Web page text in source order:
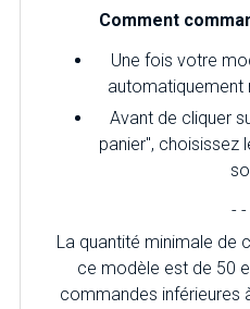
Comment
Une fois votre
automatiquement
Avant de cliquer
panier", choisissez
- -
La quantité minimale de
ce modèle est de 50
commandes inférieures